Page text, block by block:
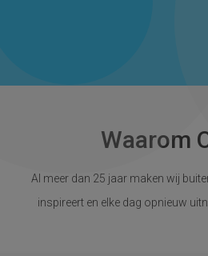
Waarom
Al meer dan 25 jaar maken wij
inspireert en elke dag opnieuw